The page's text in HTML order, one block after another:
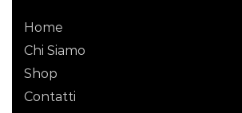
Home
Chi Siamo
Shop
Contatti